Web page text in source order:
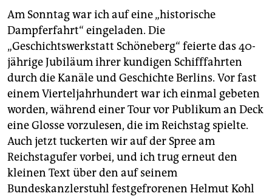
Am Sonntag war ich auf eine „historische
Dampferfahrt“ eingeladen. Die
„Geschichtswerkstatt Schöneberg“ feierte das 40-
jährige Jubiläum ihrer kundigen Schifffahrten
durch die Kanäle und Geschichte Berlins. Vor fast
einem Vierteljahrhundert war ich einmal gebeten
worden, während einer Tour vor Publikum an Deck
eine Glosse vorzulesen, die im Reichstag spielte.
Auch jetzt tuckerten wir auf der Spree am
Reichstagufer vorbei, und ich trug erneut den
kleinen Text über den auf seinem
Bundeskanzlerstuhl festgefrorenen Helmut Kohl